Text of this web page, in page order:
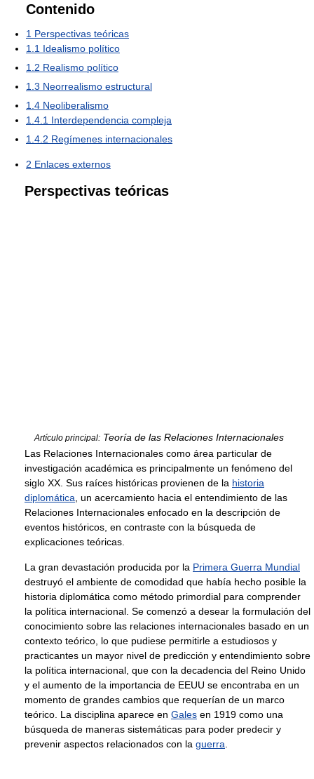
Contenido
1 Perspectivas teóricas
1.1 Idealismo político
1.2 Realismo político
1.3 Neorrealismo estructural
1.4 Neoliberalismo
1.4.1 Interdependencia compleja
1.4.2 Regímenes internacionales
2 Enlaces externos
Perspectivas teóricas
Artículo principal: Teoría de las Relaciones Internacionales
Las Relaciones Internacionales como área particular de
investigación académica es principalmente un fenómeno del
siglo XX. Sus raíces históricas provienen de la historia
diplomática, un acercamiento hacia el entendimiento de las
Relaciones Internacionales enfocado en la descripción de
eventos históricos, en contraste con la búsqueda de
explicaciones teóricas.
La gran devastación producida por la Primera Guerra Mundial
destruyó el ambiente de comodidad que había hecho posible la
historia diplomática como método primordial para comprender
la política internacional. Se comenzó a desear la formulación del
conocimiento sobre las relaciones internacionales basado en un
contexto teórico, lo que pudiese permitirle a estudiosos y
practicantes un mayor nivel de predicción y entendimiento sobre
la política internacional, que con la decadencia del Reino Unido
y el aumento de la importancia de EEUU se encontraba en un
momento de grandes cambios que requerían de un marco
teórico. La disciplina aparece en Gales en 1919 como una
búsqueda de maneras sistemáticas para poder predecir y
prevenir aspectos relacionados con la guerra.